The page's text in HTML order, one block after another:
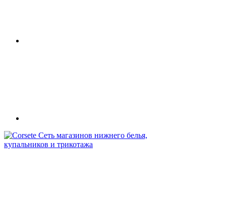
Сеть магазинов нижнего белья,
купальников и трикотажа